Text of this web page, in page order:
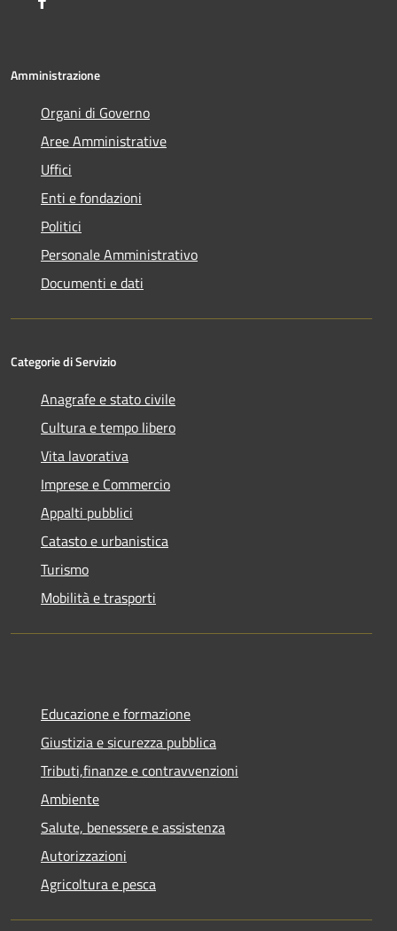
Amministrazione
Organi di Governo
Aree Amministrative
Uffici
Enti e fondazioni
Politici
Personale Amministrativo
Documenti e dati
Categorie di Servizio
Anagrafe e stato civile
Cultura e tempo libero
Vita lavorativa
Imprese e Commercio
Appalti pubblici
Catasto e urbanistica
Turismo
Mobilità e trasporti
Educazione e formazione
Giustizia e sicurezza pubblica
Tributi,finanze e contravvenzioni
Ambiente
Salute, benessere e assistenza
Autorizzazioni
Agricoltura e pesca